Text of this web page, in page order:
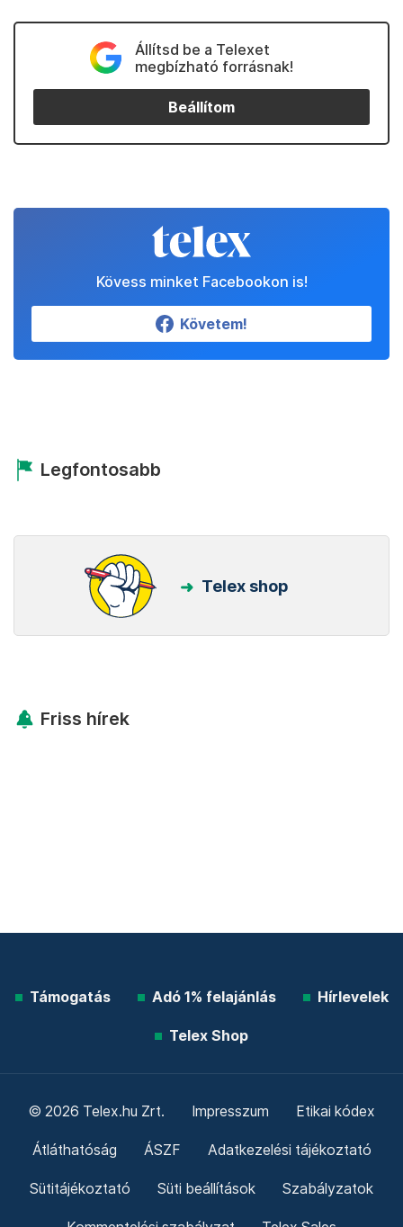
Állítsd be a Telexet
megbízható forrásnak!
Beállítom
Kövess minket Facebookon is!
Követem!
Legfontosabb
Telex shop
Friss hírek
Támogatás Adó 1% felajánlás Hírlevelek
Telex Shop
© 2026 Telex.hu Zrt. Impresszum Etikai kódex
Átláthatóság ÁSZF Adatkezelési tájékoztató
Sütitájékoztató Süti beállítások Szabályzatok